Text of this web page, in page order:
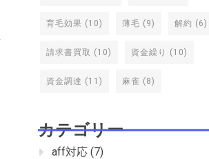
育毛効果 (10) 薄毛 (9) 解約 (6)
請求書買取 (10) 資金繰り (10)
資金調達 (11) 麻雀 (8)
カテゴリー
aff対応 (7)